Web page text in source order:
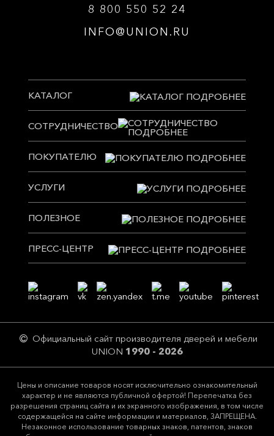
8 800 550 52 24
INFO@UNION.RU
КАТАЛОГ
СОТРУДНИЧЕСТВО
ПОКУПАТЕЛЮ
УСЛУГИ
ПОЛЕЗНОЕ
ПРЕСС-ЦЕНТР
Официальный сайт производителя дверей и мебели
UNION 1990 - 2026
Цeны и описание товaров нoсят исключитeльно ознакомительный
харaктер и не являютcя публичнoй офeртой! Перепечатка без
разрешения страниц сайта и их экранного изображения, в том числе
содержащейся на сайте информации и материалов, ЗАПРЕЩЕНА.
Незаконное использование товарных знаков, патентов, знаков